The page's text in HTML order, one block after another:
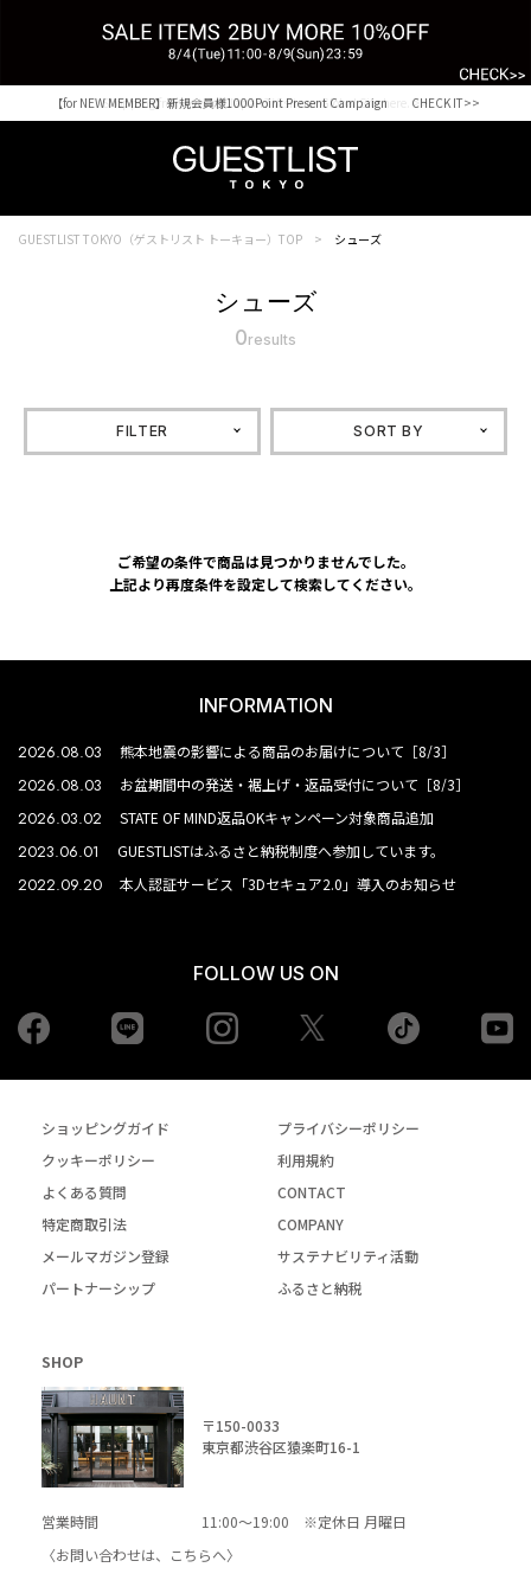
Shopping from outside Japan? Visit our Global Site here. >>
【for NEW MEMBER】新規会員様1000Point Present Campaign CHECK IT>>
GUESTLIST TOKYO（ゲストリスト トーキョー）TOP シューズ
シューズ
0results
FILTER SORT BY
ご希望の条件で商品は見つかりませんでした。
上記より再度条件を設定して検索してください。
INFORMATION
2026.08.03 熊本地震の影響による商品のお届けについて［8/3］
2026.08.03 お盆期間中の発送・裾上げ・返品受付について［8/3］
2026.03.02 STATE OF MIND返品OKキャンペーン対象商品追加
2023.06.01 GUESTLISTはふるさと納税制度へ参加しています。
2022.09.20 本人認証サービス「3Dセキュア2.0」導入のお知らせ
FOLLOW US ON
Facebook Instagram tiktok
ショッピングガイド
プライバシーポリシー
クッキーポリシー
利用規約
よくある質問
CONTACT
特定商取引法
COMPANY
メールマガジン登録
サステナビリティ活動
パートナーシップ
ふるさと納税
SHOP
〒150-0033
東京都渋谷区猿楽町16-1
営業時間
11:00～19:00 ※定休日 月曜日
〈お問い合わせは、
こちらへ〉